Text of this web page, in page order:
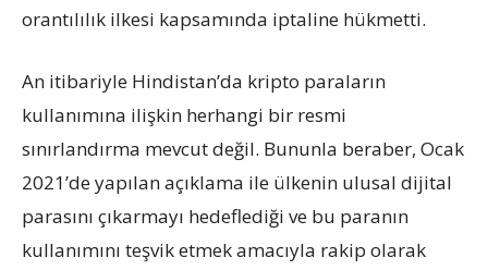
orantılılık ilkesi kapsamında iptaline hükmetti.
An itibariyle Hindistan’da kripto paraların
kullanımına ilişkin herhangi bir resmi
sınırlandırma mevcut değil. Bununla beraber, Ocak
2021’de yapılan açıklama ile ülkenin ulusal dijital
parasını çıkarmayı hedeflediği ve bu paranın
kullanımını teşvik etmek amacıyla rakip olarak